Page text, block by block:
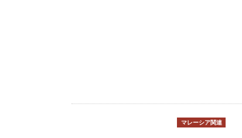
マレーシア関連